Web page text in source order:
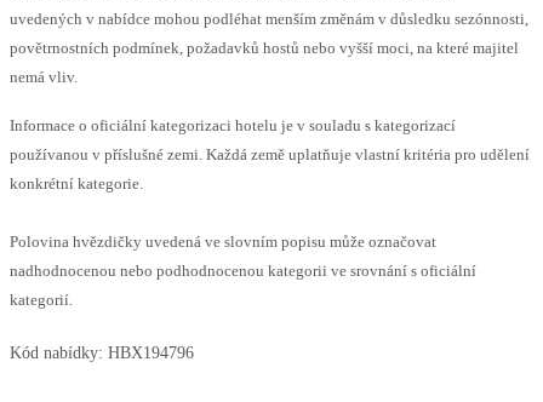
uvedených v nabídce mohou podléhat menším změnám v důsledku sezónnosti,
povětrnostních podmínek, požadavků hostů nebo vyšší moci, na které majitel
nemá vliv.
Informace o oficiální kategorizaci hotelu je v souladu s kategorizací
používanou v příslušné zemi. Každá země uplatňuje vlastní kritéria pro udělení
konkrétní kategorie.
Polovina hvězdičky uvedená ve slovním popisu může označovat
nadhodnocenou nebo podhodnocenou kategorii ve srovnání s oficiální
kategorií.
Kód nabídky: HBX194796